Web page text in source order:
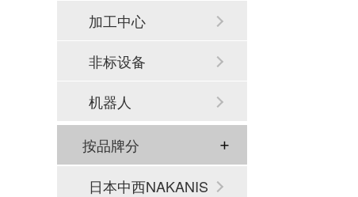
加工中心
非标设备
机器人
按品牌分
日本中西NAKANIS